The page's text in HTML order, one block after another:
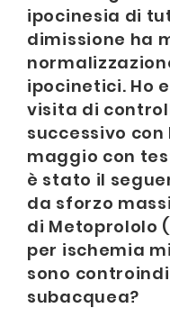
ipocinesia di
dimissione ha
ipocinetici. Ho
visita di
successivo con
maggio con
è stato il
da sforzo
di Metoprololo
per ischemia
sono
subacquea?